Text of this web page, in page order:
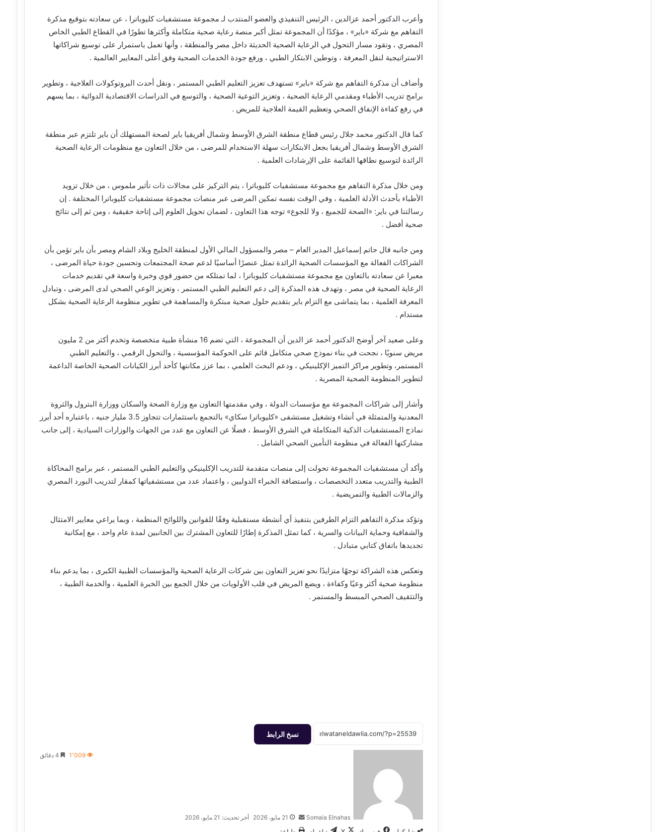
وأعرب الدكتور أحمد عزالدين ، الرئيس التنفيذي والعضو المنتدب لـ مجموعة مستشفيات كليوباترا ، عن سعادته بتوقيع مذكرة
التفاهم مع شركة «باير» ، مؤكدًا أن المجموعة تمثل أكبر منصة رعاية صحية متكاملة وأكثرها تطورًا في القطاع الطبي الخاص
المصري ، وتقود مسار التحول في الرعاية الصحية الحديثة داخل مصر والمنطقة ، وأنها تعمل باستمرار على توسيع شراكاتها
الاستراتيجية لنقل المعرفة ، وتوطين الابتكار الطبي ، ورفع جودة الخدمات الصحية وفق أعلى المعايير العالمية .
وأضاف أن مذكرة التفاهم مع شركة «باير» تستهدف تعزيز التعليم الطبي المستمر ، ونقل أحدث البروتوكولات العلاجية ، وتطوير
برامج تدريب الأطباء ومقدمي الرعاية الصحية ، وتعزيز التوعية الصحية ، والتوسع في الدراسات الاقتصادية الدوائية ، بما يسهم
في رفع كفاءة الإنفاق الصحي وتعظيم القيمة العلاجية للمريض .
كما قال الدكتور محمد جلال رئيس قطاع منطقة الشرق الأوسط وشمال أفريقيا باير لصحة المستهلك أن باير تلتزم عبر منطقة
الشرق الأوسط وشمال أفريقيا بجعل الابتكارات سهلة الاستخدام للمرضى ، من خلال التعاون مع منظومات الرعاية الصحية
الرائدة لتوسيع نطاقها القائمة على الإرشادات العلمية .
ومن خلال مذكرة التفاهم مع مجموعة مستشفيات كليوباترا ، يتم التركيز على مجالات ذات تأثير ملموس ، من خلال تزويد
الأطباء بأحدث الأدلة العلمية ، وفي الوقت نفسه تمكين المرضى عبر منصات مجموعة مستشفيات كليوباترا المختلفة . إن
رسالتنا في باير: «الصحة للجميع ، ولا للجوع» توجه هذا التعاون ، لضمان تحويل العلوم إلى إتاحة حقيقية ، ومن ثم إلى نتائج
صحية أفضل .
ومن جانبه قال حاتم إسماعيل المدير العام – مصر والمسؤول المالي الأول لمنطقة الخليج وبلاد الشام ومصر بأن باير تؤمن بأن
الشراكات الفعالة مع المؤسسات الصحية الرائدة تمثل عنصرًا أساسيًا لدعم صحة المجتمعات وتحسين جودة حياة المرضى ،
معبرا عن سعادته بالتعاون مع مجموعة مستشفيات كليوباترا ، لما تمتلكه من حضور قوي وخبرة واسعة في تقديم خدمات
الرعاية الصحية في مصر ، وتهدف هذه المذكرة إلى دعم التعليم الطبي المستمر ، وتعزيز الوعي الصحي لدى المرضى ، وتبادل
المعرفة العلمية ، بما يتماشى مع التزام باير بتقديم حلول صحية مبتكرة والمساهمة في تطوير منظومة الرعاية الصحية بشكل
مستدام .
وعلى صعيد آخر أوضح الدكتور أحمد عز الدين أن المجموعة ، التي تضم 16 منشأة طبية متخصصة وتخدم أكثر من 2 مليون
مريض سنويًا ، نجحت في بناء نموذج صحي متكامل قائم على الحوكمة المؤسسية ، والتحول الرقمي ، والتعليم الطبي
المستمر، وتطوير مراكز التميز الإكلينيكي ، ودعم البحث العلمي ، بما عزز مكانتها كأحد أبرز الكيانات الصحية الخاصة الداعمة
لتطوير المنظومة الصحية المصرية .
وأشار إلى شراكات المجموعة مع مؤسسات الدولة ، وفي مقدمتها التعاون مع وزارة الصحة والسكان ووزارة البترول والثروة
المعدنية والمتمثلة في أنشاء وتشغيل مستشفى «كليوباترا سكاي» بالتجمع باستثمارات تتجاوز 3.5 مليار جنيه ، باعتباره أحد أبرز
نماذج المستشفيات الذكية المتكاملة في الشرق الأوسط ، فضلًا عن التعاون مع عدد من الجهات والوزارات السيادية ، إلى جانب
مشاركتها الفعالة في منظومة التأمين الصحي الشامل .
وأكد أن مستشفيات المجموعة تحولت إلى منصات متقدمة للتدريب الإكلينيكي والتعليم الطبي المستمر ، عبر برامج المحاكاة
الطبية والتدريب متعدد التخصصات ، واستضافة الخبراء الدوليين ، واعتماد عدد من مستشفياتها كمقار لتدريب البورد المصري
والزمالات الطبية والتمريضية .
وتؤكد مذكرة التفاهم التزام الطرفين بتنفيذ أي أنشطة مستقبلية وفقًا للقوانين واللوائح المنظمة ، وبما يراعي معايير الامتثال
والشفافية وحماية البيانات والسرية ، كما تمثل المذكرة إطارًا للتعاون المشترك بين الجانبين لمدة عام واحد ، مع إمكانية
تجديدها باتفاق كتابي متبادل .
وتعكس هذه الشراكة توجهًا متزايدًا نحو تعزيز التعاون بين شركات الرعاية الصحية والمؤسسات الطبية الكبرى ، بما يدعم بناء
منظومة صحية أكثر وعيًا وكفاءة ، ويضع المريض في قلب الأولويات من خلال الجمع بين الخبرة العلمية ، والخدمة الطبية ،
والتثقيف الصحي المبسط والمستمر .
نسخ الرابط
Somaia Elnahas 21 مايو، 2026 آخر تحديث: 21 مايو، 2026
1٬009